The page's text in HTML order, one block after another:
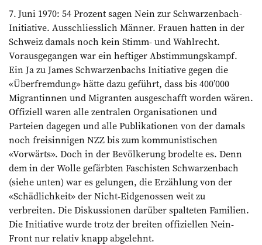
7. Juni 1970: 54 Prozent sagen Nein zur Schwarzenbach-
Initiative. Ausschliesslich Männer. Frauen hatten in der
Schweiz damals noch kein Stimm- und Wahlrecht.
Vorausgegangen war ein heftiger Abstimmungskampf.
Ein Ja zu James Schwarzenbachs Initiative gegen die
«Überfremdung» hätte dazu geführt, dass bis 400’000
Migrantinnen und Migranten ausgeschafft worden wären.
Offiziell waren alle zen­tralen Organisationen und
Parteien dagegen und alle Publikationen von der damals
noch freisinnigen NZZ bis zum kommunistischen
«Vorwärts». Doch in der Bevölkerung brodelte es. Denn
dem in der Wolle gefärbten Faschisten Schwarzenbach
(siehe unten) war es gelungen, die Erzählung von der
«Schädlichkeit» der Nicht-Eidgenossen weit zu
verbreiten. Die Diskussionen darüber spalteten Familien.
Die Initiative wurde trotz der breiten offiziellen Nein-
Front nur relativ knapp abgelehnt.